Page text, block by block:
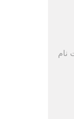
نام